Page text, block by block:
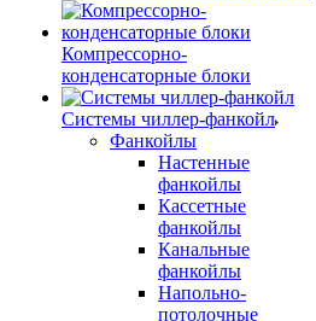
Компрессорно-
конденсаторные блоки
Системы чиллер-фанкойл
Фанкойлы
Настенные
фанкойлы
Кассетные
фанкойлы
Канальные
фанкойлы
Напольно-
потолочные